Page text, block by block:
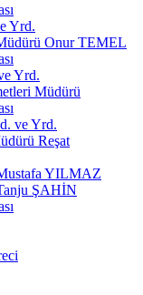
Yrd.
Onur TEMEL
Yrd.
Müdürü
ve Yrd.
Reşat
Mustafa YILMAZ
ŞAHİN